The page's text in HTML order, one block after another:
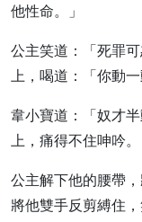
他性命。」
公主笑道：「死罪
上，喝道：「你動
韋小寶道：「奴才
上，痛得不住呻吟。
公主解下他的腰帶
將他雙手反剪縛住